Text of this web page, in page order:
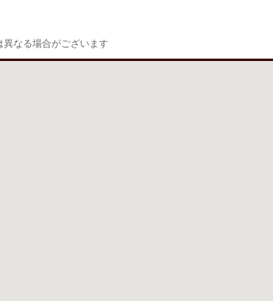
なる場合がございます